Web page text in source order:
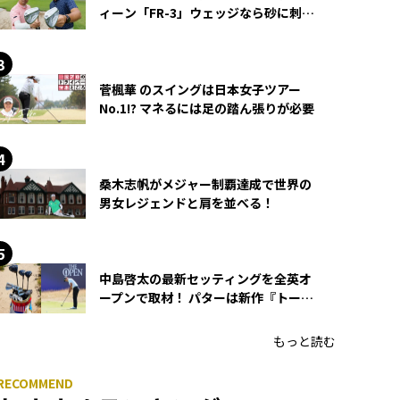
ィーン「FR-3」ウェッジなら砂に刺さ
菅楓華 のスイングは日本女子ツアー
No.1!? マネるには足の踏ん張りが必要
桑木志帆がメジャー制覇達成で世界の
男女レジェンドと肩を並べる！
中島啓太の最新セッティングを全英オ
ープンで取材！ パターは新作『トーチ
もっと読む